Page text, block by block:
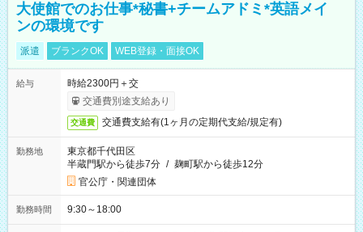
大使館でのお仕事*秘書+チームアドミ*英語メイ
ンの環境です
派遣 ブランクOK WEB登録・面接OK
給与
時給2300円＋交
交通費別途支給あり
交通費 交通費支給有(1ヶ月の定期代支給/規定有)
勤務地
東京都千代田区
半蔵門駅から徒歩7分 / 麹町駅から徒歩12分
官公庁・関連団体
勤務時間 9:30～18:00